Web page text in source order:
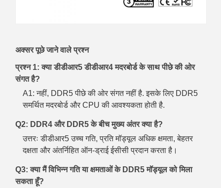
अक्सर पूछे जाने वाले प्रश्न
प्रश्न 1: क्या डीडीआर5 डीडीआर4 मदरबोर्ड के साथ पीछे की ओर
संगत है?
A1: नहीं, DDR5 पीछे की ओर संगत नहीं है. इसके लिए DDR5
समर्थित मदरबोर्ड और CPU की आवश्यकता होती है.
Q2: DDR4 और DDR5 के बीच मुख्य अंतर क्या है?
उत्तरः डीडीआर5 उच्च गति, प्रति मॉड्यूल अधिक क्षमता, बेहतर
दक्षता और अंतर्निहित ऑन-ड्राई ईसीसी प्रदान करता है।
Q3: क्या मैं विभिन्न गति या क्षमताओं के DDR5 मॉड्यूल को मिला
सकता हूँ?